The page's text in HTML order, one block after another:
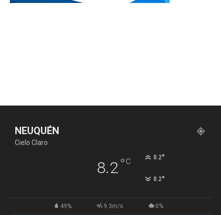
NEUQUÉN
Cielo Claro
8.2°C 8.2°
8.2°
49% 9.3m/s 0%